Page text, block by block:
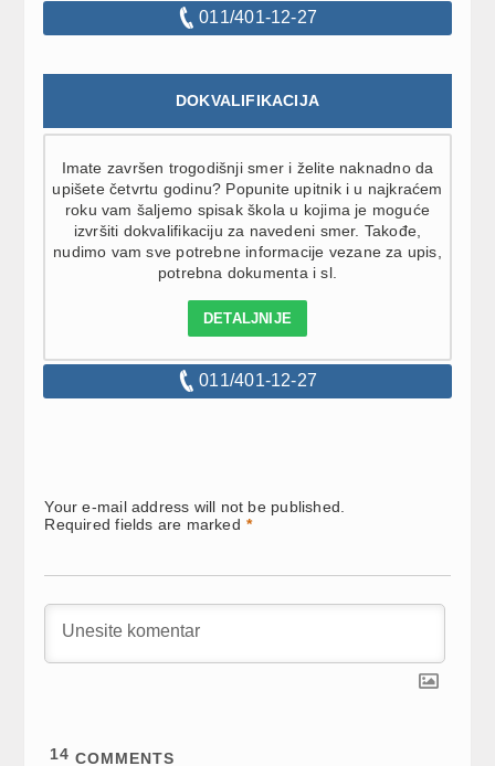
011/401-12-27
DOKVALIFIKACIJA
Imate završen trogodišnji smer i želite naknadno da
upišete četvrtu godinu? Popunite upitnik i u najkraćem
roku vam šaljemo spisak škola u kojima je moguće
izvršiti dokvalifikaciju za navedeni smer. Takođe,
nudimo vam sve potrebne informacije vezane za upis,
potrebna dokumenta i sl.
DETALJNIJE
011/401-12-27
Your e-mail address will not be published.
Required fields are marked *
14 COMMENTS